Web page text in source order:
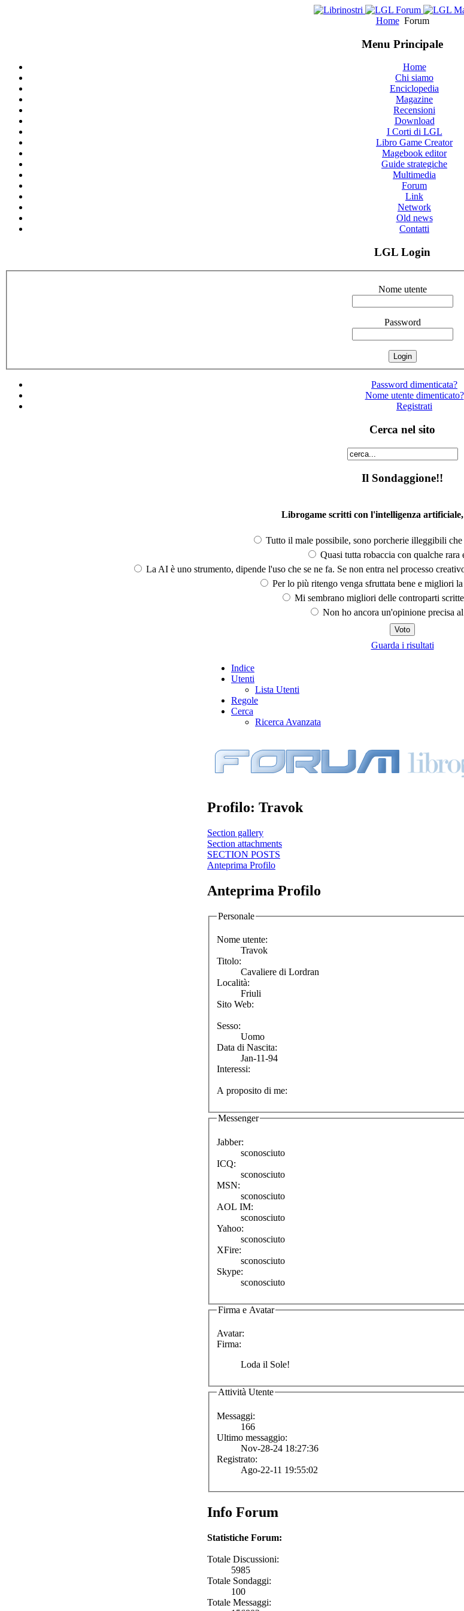
Home Forum
Menu Principale
Home
Chi siamo
Enciclopedia
Magazine
Recensioni
Download
I Corti di LGL
Libro Game Creator
Magebook editor
Guide strategiche
Multimedia
Forum
Link
Network
Old news
Contatti
LGL Login
Nome utente
Password
Password dimenticata?
Nome utente dimenticato?
Registrati
Cerca nel sito
Il Sondaggione!!
Librogame scritti con l'intelligenza artificiale,
Tutto il male possibile, sono porcherie illeggibili
Quasi tutta robaccia con qualche rara
La AI è uno strumento, dipende l'uso che se ne fa. Se non entra nel processo
Per lo più ritengo venga sfruttata bene e migliori
Mi sembrano migliori delle controparti
Non ho ancora un'opinione precisa
Guarda i risultati
Indice
Utenti
Lista Utenti
Regole
Cerca
Ricerca Avanzata
Profilo: Travok
Section gallery
Section attachments
SECTION POSTS
Anteprima Profilo
Anteprima Profilo
Personale
Nome utente:
Travok
Titolo:
Cavaliere di Lordran
Località:
Friuli
Sito Web:
Sesso:
Uomo
Data di Nascita:
Jan-11-94
Interessi:
A proposito di me:
Messenger
Jabber:
sconosciuto
ICQ:
sconosciuto
MSN:
sconosciuto
AOL IM:
sconosciuto
Yahoo:
sconosciuto
XFire:
sconosciuto
Skype:
sconosciuto
Firma e Avatar
Avatar:
Firma:
Loda il Sole!
Attività Utente
Messaggi:
166
Ultimo messaggio:
Nov-28-24 18:27:36
Registrato:
Ago-22-11 19:55:02
Info Forum
Statistiche Forum:
Totale Discussioni:
5985
Totale Sondaggi:
100
Totale Messaggi: